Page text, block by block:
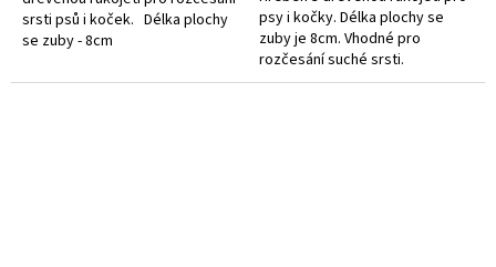
srsti psů i koček. Délka plochy
se zuby - 8cm
psy i kočky. Délka plochy se
zuby je 8cm. Vhodné pro
rozčesání suché srsti.